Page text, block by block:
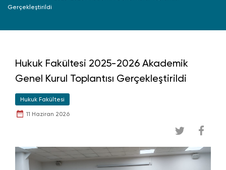
Gerçekleştirildi
Hukuk Fakültesi 2025-2026 Akademik
Genel Kurul Toplantısı Gerçekleştirildi
Hukuk Fakültesi
11 Haziran 2026